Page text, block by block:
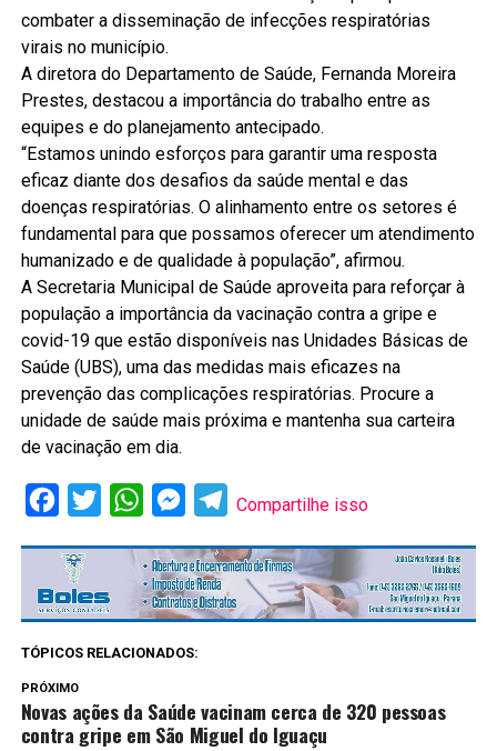
combater a disseminação de infecções respiratórias
virais no município.
A diretora do Departamento de Saúde, Fernanda Moreira
Prestes, destacou a importância do trabalho entre as
equipes e do planejamento antecipado.
“Estamos unindo esforços para garantir uma resposta
eficaz diante dos desafios da saúde mental e das
doenças respiratórias. O alinhamento entre os setores é
fundamental para que possamos oferecer um atendimento
humanizado e de qualidade à população”, afirmou.
A Secretaria Municipal de Saúde aproveita para reforçar à
população a importância da vacinação contra a gripe e
covid-19 que estão disponíveis nas Unidades Básicas de
Saúde (UBS), uma das medidas mais eficazes na
prevenção das complicações respiratórias. Procure a
unidade de saúde mais próxima e mantenha sua carteira
de vacinação em dia.
Facebook
Twitter WhatsAppMessenger
Telegram
Compartilhe isso
TÓPICOS RELACIONADOS:
PRÓXIMO
Novas ações da Saúde vacinam cerca de 320 pessoas
contra gripe em São Miguel do Iguaçu